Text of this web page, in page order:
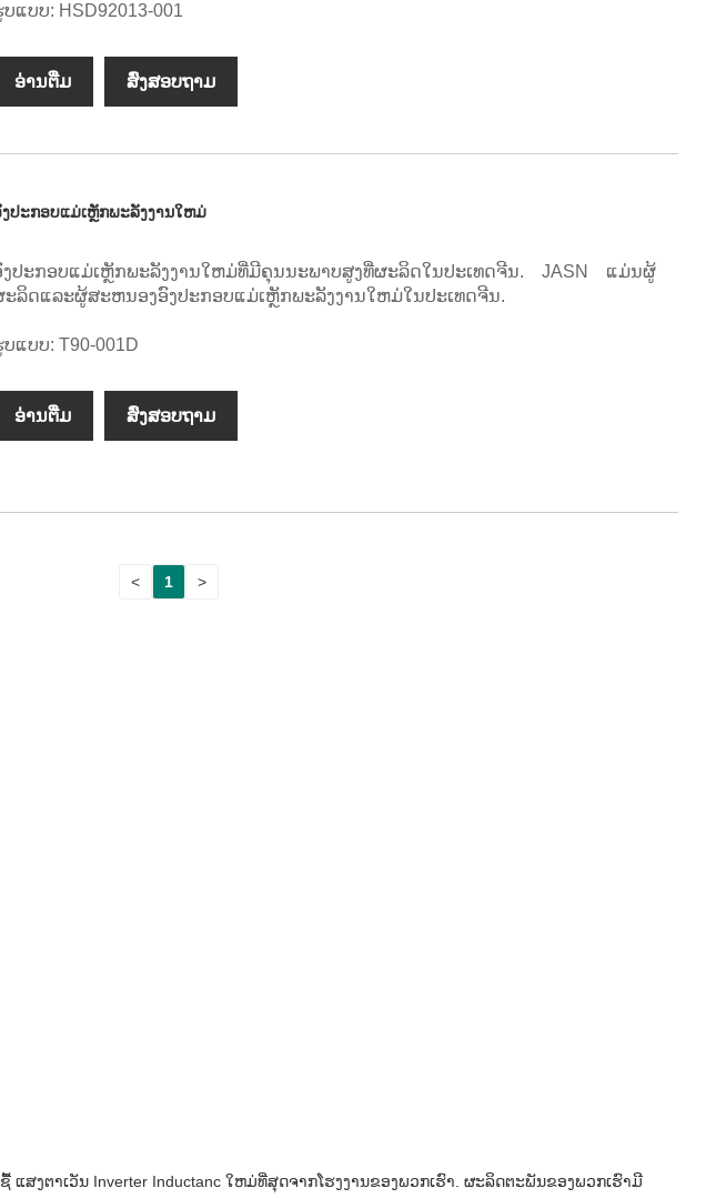
ບແບບ: HSD92013-001
ອ່ານ​ຕື່ມ ສົ່ງສອບຖາມ
ປະກອບແມ່ເຫຼັກພະລັງງານໃຫມ່
ງປະກອບແມ່ເຫຼັກພະລັງງານໃຫມ່ທີ່ມີຄຸນນະພາບສູງທີ່ຜະລິດໃນປະເທດຈີນ. JASN ແມ່ນຜູ້
ະລິດແລະຜູ້ສະຫນອງອົງປະກອບແມ່ເຫຼັກພະລັງງານໃຫມ່ໃນປະເທດຈີນ.
ບແບບ: T90-001D
ອ່ານ​ຕື່ມ ສົ່ງສອບຖາມ
< 1 >
ງຕາເວັນ Inverter Inductanc ໃຫມ່​ທີ່​ສຸດ​ຈາກ​ໂຮງ​ງານ​ຂອງ​ພວກ​ເຮົາ. ຜະລິດຕະພັນຂອງພວກເຮົາມີ